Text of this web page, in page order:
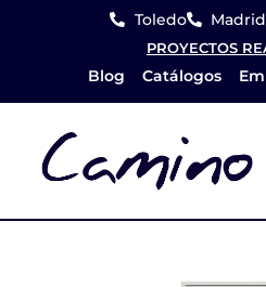
Toledo Madrid
PROYECTOS
Blog Catálogos